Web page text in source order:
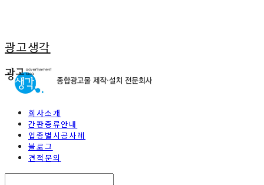
광고생각
회사소개
간판종류안내
업종별시공사례
블로그
견적문의